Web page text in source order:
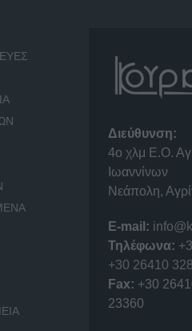
Διεύθυνση:
4o χλμ Ε.Ο.
Ιωαννίνων
Νεάπολη,
E-mail:
Τηλέφωνα:
+30 26410
Fax: +30
23360